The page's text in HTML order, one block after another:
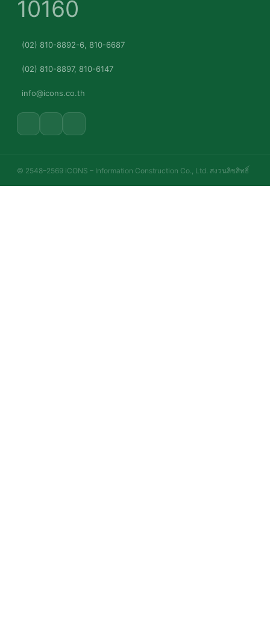
(02) 810-8892-6, 810-6687
(02) 810-8897, 810-6147
info@icons.co.th
© 2548–2569 iCONS – Information Construction Co., Ltd. สงวนลิขสิทธิ์